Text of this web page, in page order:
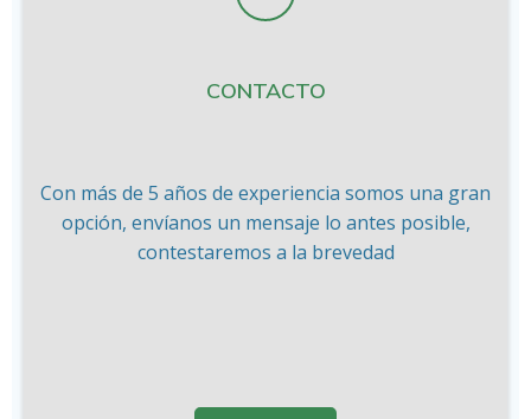
CONTACTO
Con más de 5 años de experiencia somos una gran
opción, envíanos un mensaje lo antes posible,
contestaremos a la brevedad